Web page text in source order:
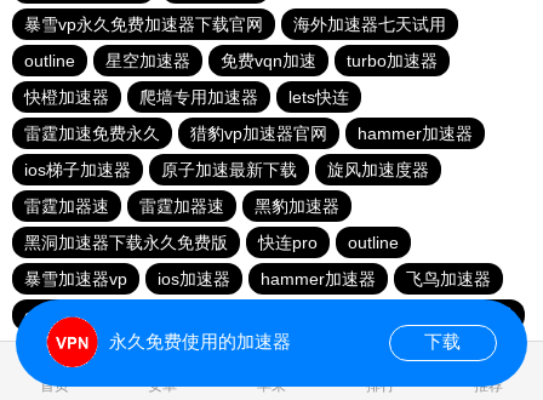
暴雪vp永久免费加速器下载官网
海外加速器七天试用
outline
星空加速器 免费vqn加速
turbo加速器
快橙加速器
爬墙专用加速器
lets快连
雷霆加速免费永久
猎豹vp加速器官网
hammer加速器
ios梯子加速器
原子加速最新下载
旋风加速度器
雷霆加器速
雷霆加器速
黑豹加速器
黑洞加速器下载永久免费版
快连pro
outline
暴雪加速器vp
ios加速器 hammer加速器
飞鸟加速器
outline
黑洞nvp加速器
首页 安卓 苹果 排行 推荐
永久免费使用的加速器 下载
0.026831s